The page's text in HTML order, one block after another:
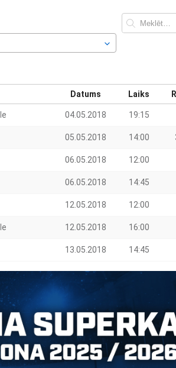
Datums Laiks
04.05.2018 19:15
05.05.2018 14:00
06.05.2018 12:00
06.05.2018 14:45
12.05.2018 12:00
12.05.2018 16:00
13.05.2018 14:45